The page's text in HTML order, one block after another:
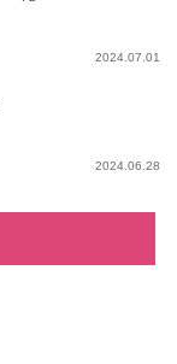
2024.07.01
2024.06.28